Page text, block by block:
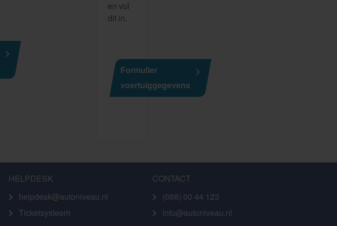
en vul
dit in.
Formulier
voertuiggegevens
HELPDESK
helpdesk@autoniveau.nl
Ticketsysteem
CONTACT
(088) 00 44 123
info@autoniveau.nl